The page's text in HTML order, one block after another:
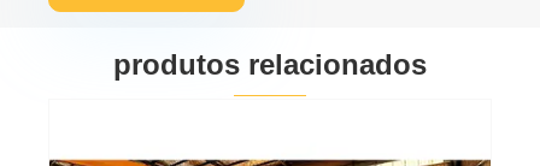
produtos relacionados